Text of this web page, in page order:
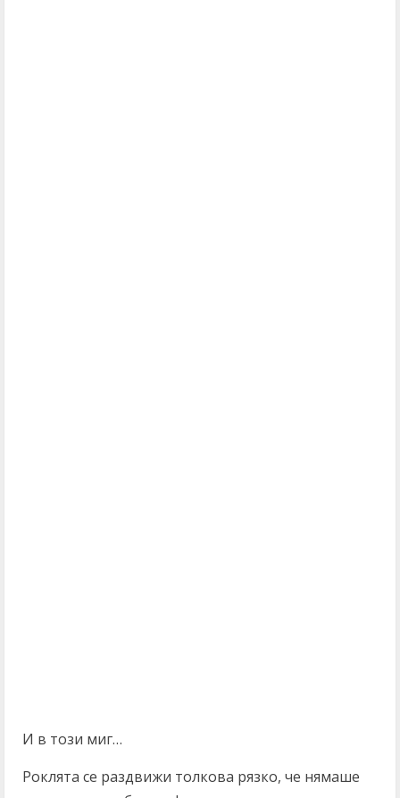
И в този миг…
Роклята се раздвижи толкова рязко, че нямаше